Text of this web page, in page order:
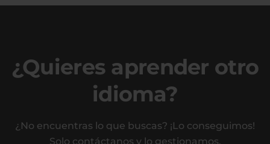
¿Quieres aprender otro
idioma?
¿No encuentras lo que buscas? ¡Lo conseguimos!
Solo contáctanos y lo gestionamos.